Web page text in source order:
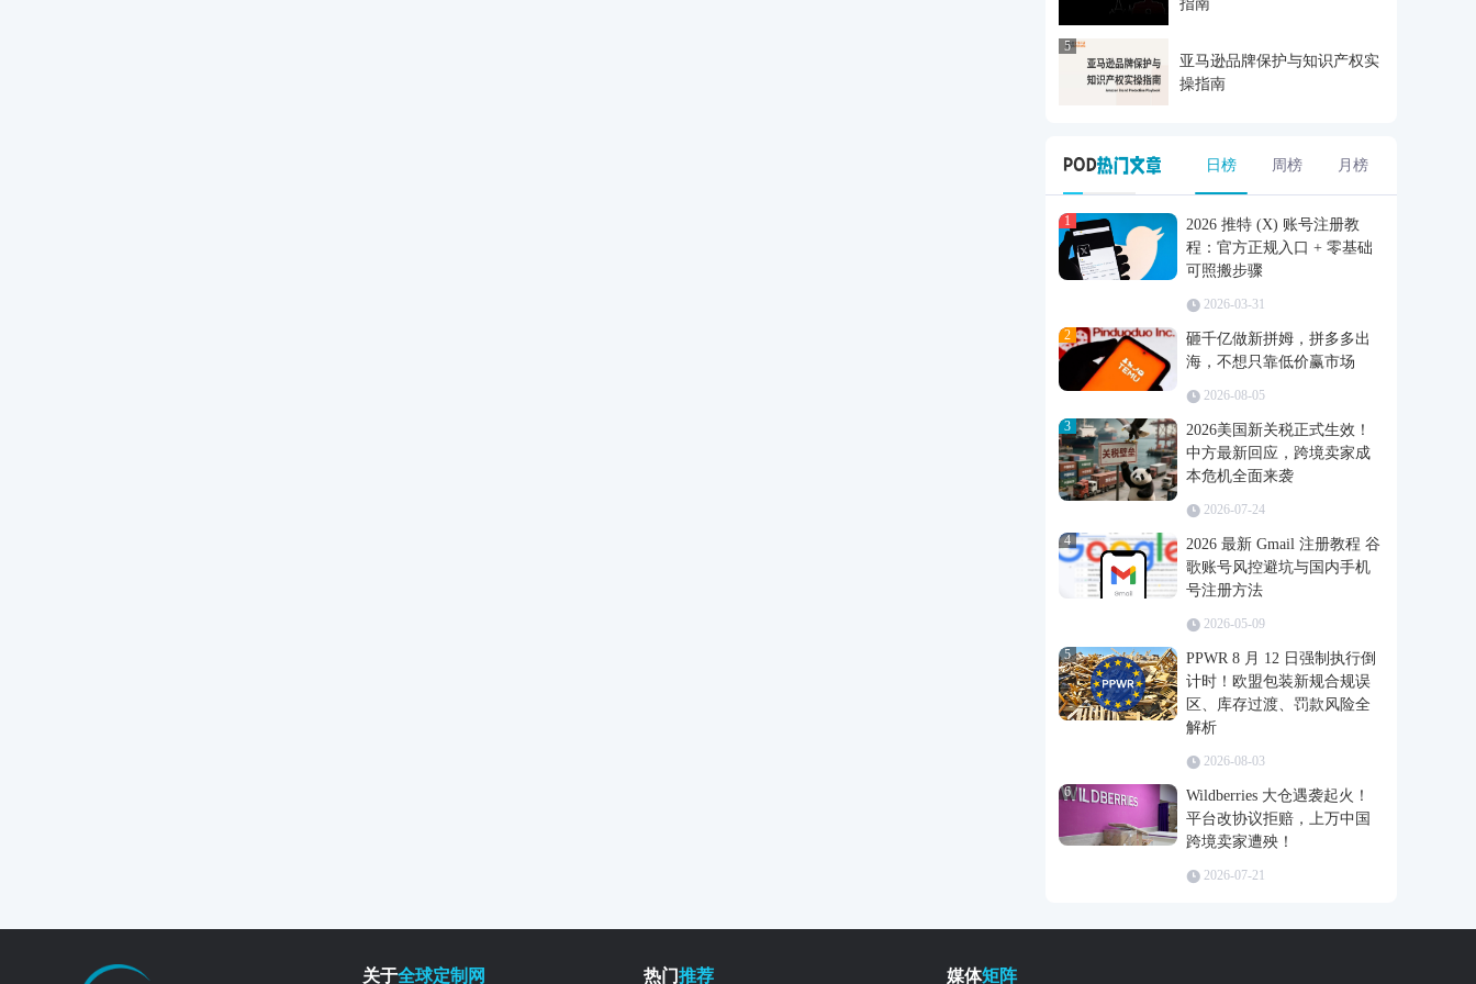
指南
5
亚马逊品牌保护与知识产权实
操指南
日榜 周榜 月榜
1
2026 推特 (X) 账号注册教
程：官方正规入口 + 零基础
可照搬步骤
2026-03-31
2
砸千亿做新拼姆，拼多多出
海，不想只靠低价赢市场
2026-08-05
3
2026美国新关税正式生效！
中方最新回应，跨境卖家成
本危机全面来袭
2026-07-24
4
2026 最新 Gmail 注册教程 谷
歌账号风控避坑与国内手机
号注册方法
2026-05-09
5
PPWR 8 月 12 日强制执行倒
计时！欧盟包装新规合规误
区、库存过渡、罚款风险全
解析
2026-08-03
6
Wildberries 大仓遇袭起火！
平台改协议拒赔，上万中国
跨境卖家遭殃！
2026-07-21
关于全球定制网 热门推荐 媒体矩阵